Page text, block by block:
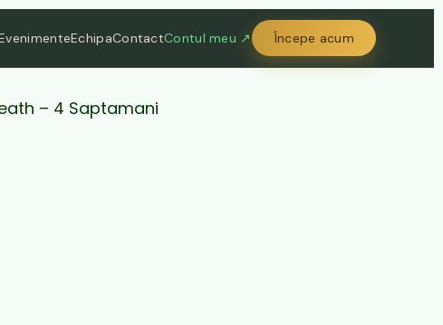
EchipaContactContul meu ↗ Începe acum
– 4 Saptamani